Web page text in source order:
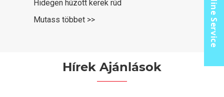
Hidegen húzott kerek rúd
Mutass többet >>
Hírek Ajánlások
Online Service